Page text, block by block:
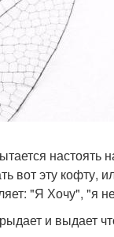
настоять
вот эту кофту,
"Я Хочу", "я
и выдает